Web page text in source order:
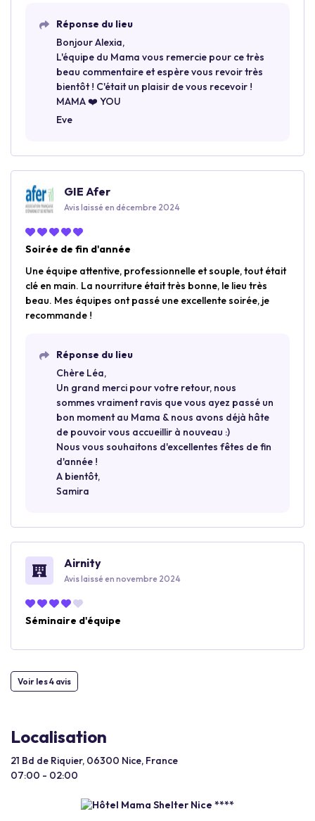
Réponse du lieu
Bonjour Alexia,
L'équipe du Mama vous remercie pour ce très
beau commentaire et espère vous revoir très
bientôt ! C'était un plaisir de vous recevoir !
MAMA ❤️ YOU
Eve
GIE Afer
Avis laissé en décembre 2024
Soirée de fin d'année
Une équipe attentive, professionnelle et souple, tout était
clé en main. La nourriture était très bonne, le lieu très
beau. Mes équipes ont passé une excellente soirée, je
recommande !
Réponse du lieu
Chère Léa,
Un grand merci pour votre retour, nous
sommes vraiment ravis que vous ayez passé un
bon moment au Mama & nous avons déjà hâte
de pouvoir vous accueillir à nouveau :)
Nous vous souhaitons d'excellentes fêtes de fin
d'année !
A bientôt,
Samira
Airnity
Avis laissé en novembre 2024
Séminaire d'équipe
Voir les 4 avis
Localisation
21 Bd de Riquier, 06300 Nice, France
07:00 - 02:00